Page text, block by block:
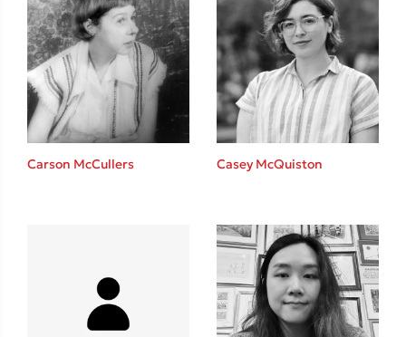
Sebastian Fitzek
Playlist
Στέφανος Ξενάκης
Το λεξικό της ζωής σου
Carson McCullers Casey McQuiston